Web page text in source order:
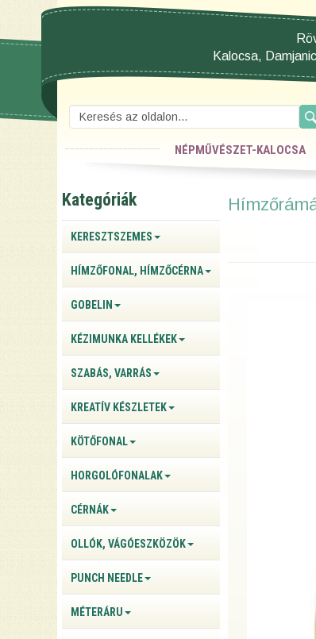
Kalocsa,
NÉPMŰVÉSZET-KALOCSA
Kategóriák
KERESZTSZEMES
HÍMZŐFONAL, HÍMZŐCÉRNA
GOBELIN
KÉZIMUNKA KELLÉKEK
SZABÁS, VARRÁS
KREATÍV KÉSZLETEK
KÖTŐFONAL
HORGOLÓFONALAK
CÉRNÁK
OLLÓK, VÁGÓESZKÖZÖK
PUNCH NEEDLE
MÉTERÁRU